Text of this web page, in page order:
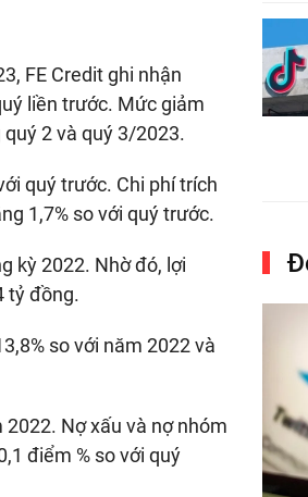
FE Credit ghi nhận
liền trước. Mức giảm
2 và quý 3/2023.
quý trước. Chi phí trích
1,7% so với quý trước.
kỳ 2022. Nhờ đó, lợi
tỷ đồng.
so với năm 2022 và
Nợ xấu và nợ nhóm
điểm % so với quý